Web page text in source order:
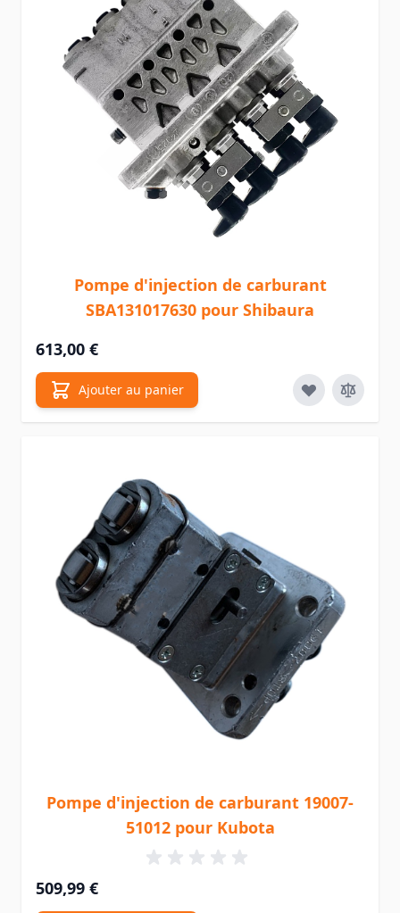
Pompe d'injection de carburant
SBA131017630 pour Shibaura
613,00 €
Ajouter au panier
Pompe d'injection de carburant 19007-
51012 pour Kubota
509,99 €